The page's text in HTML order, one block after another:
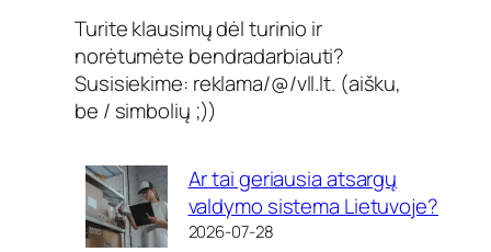
Turite klausimų dėl turinio ir
norėtumėte bendradarbiauti?
Susisiekime: reklama/@/vll.lt. (aišku,
be / simbolių ;))
Ar tai geriausia atsargų
valdymo sistema Lietuvoje?
2026-07-28